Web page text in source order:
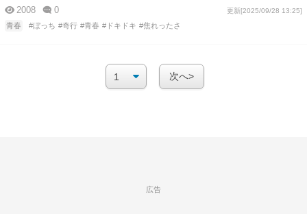
2008 0 更新[2025/09/28 13:25]
青春 #ぼっち #奇行 #青春 #ドキドキ #焦れったさ
次へ>
広告